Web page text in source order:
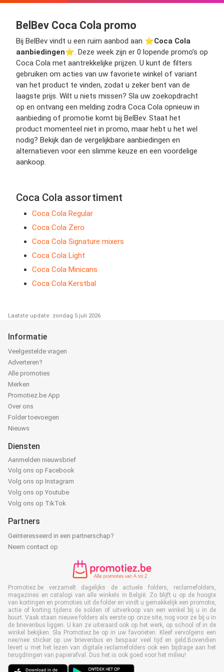
BelBev Coca Cola promo
Bij BelBev vindt u een ruim aanbod aan ⭐️Coca Cola
aanbiedingen⭐️. Deze week zijn er 0 lopende promo’s op
Coca Cola met aantrekkelijke prijzen. U kunt de filters
gebruiken om acties van uw favoriete winkel of variant
van het product te vinden, zodat u zeker bent van de
laagste prijs. Wilt u niets missen? Sla uw zoekopdracht
op en ontvang een melding zodra Coca Cola opnieuw in
aanbieding of promotie komt bij BelBev. Staat het
product momenteel niet in promo, maar hebt u het wel
nodig? Bekijk dan de vergelijkbare aanbiedingen en
alternatieven voor een slimme keuze en een voordelige
aankoop.
Coca Cola assortiment
Coca Cola Regular
Coca Cola Zero
Coca Cola Signature mixers
Coca Cola Light
Coca Cola Minicans
Coca Cola Kerstbal
Laatste update: zondag 5 juli 2026
Informatie
Veelgestelde vragen
Adverteren?
Alle promoties
Merken
Promotiez.be App
Over ons
Folder toevoegen
Nieuws
Diensten
Aanmelden nieuwsbrief
Volg ons op Facebook
Volg ons op Instagram
Volg ons op Youtube
Volg ons op TikTok
Partners
Geïnteresseerd in een partnerschap?
Neem contact op
Promotiez.be verzamelt dagelijks de actuele folders, reclamefolders,
magazines en catalogi van alle winkels in België. Zo blijft u op de hoogte
van kortingen en promoties uit de folder en vindt u gemakkelijk een promotie,
actie of korting tijdens de solden of uitverkoop van een winkel bij u in de
buurt. Vaak staan nieuwe folders als eerste op onze site, nog voor ze bij u in
de brievenbus liggen. U kan ze uiteraard ook op het werk, op school of in de
winkel bekijken. Sla Promotiez.be op in uw favorieten. Kleef vervolgens een
nee/nee sticker op uw brievenbus en bespaar veel tijd en geld.Bovendien
levert u met het lezen van digitale reclamefolders ook een bijdrage aan het
terugdringen van papierafval. Dus het is ook goed voor het milieu!